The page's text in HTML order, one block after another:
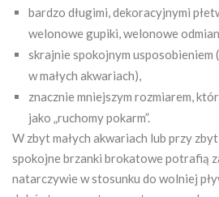
bardzo długimi, dekoracyjnymi
welonowe gupiki, welonowe
skrajnie spokojnym
w małych akwariach),
znacznie mniejszym rozmiarem,
jako „ruchomy pokarm”.
W zbyt małych akwariach lub przy
spokojne brzanki brokatowe potrafią
natarczywie w stosunku do wolniej